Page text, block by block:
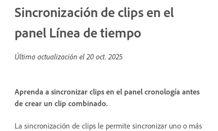
Sincronización de clips en el
panel Línea de tiempo
Última actualización el20 oct. 2025
Aprenda a sincronizar clips en el panel cronología antes
de crear un clip combinado.
La sincronización de clips le permite sincronizar uno o más